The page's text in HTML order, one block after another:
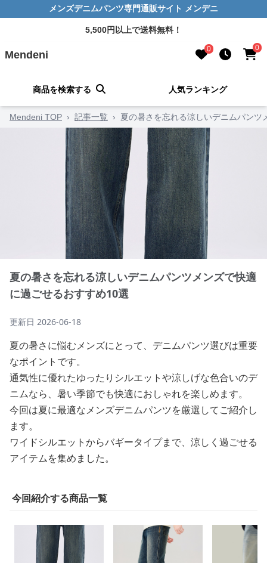
メンズデニムパンツ専門通販サイト メンデニ
5,500円以上で送料無料！
Mendeni 0 0
商品を検索する 人気ランキング
Mendeni TOP › 記事一覧 › 夏の暑さを忘れる涼しいデニムパン
夏の暑さを忘れる涼しいデニムパンツメンズで快適
に過ごせるおすすめ10選
更新日 2026-06-18
夏の暑さに悩むメンズにとって、デニムパンツ選びは重要
なポイントです。
通気性に優れたゆったりシルエットや涼しげな色合いのデ
ニムなら、暑い季節でも快適におしゃれを楽しめます。
今回は夏に最適なメンズデニムパンツを厳選してご紹介し
ます。
ワイドシルエットからバギータイプまで、涼しく過ごせる
アイテムを集めました。
今回紹介する商品一覧